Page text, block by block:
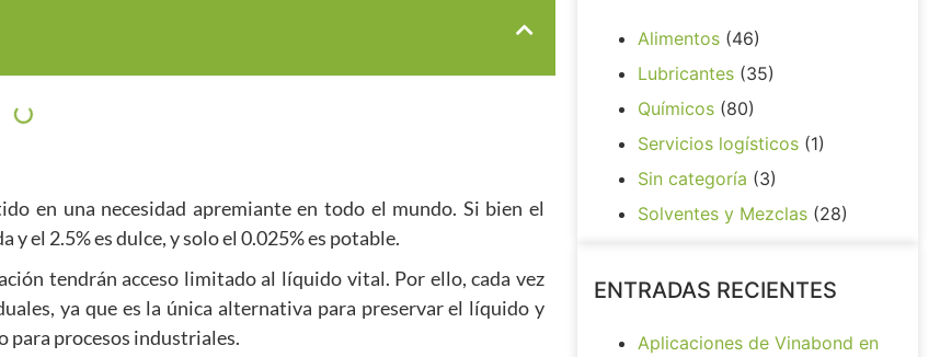
en una necesidad apremiante en todo el mundo. Si bien el
el 2.5% es dulce, y solo el 0.025% es potable.
tendrán acceso limitado al líquido vital. Por ello, cada vez
ya que es la única alternativa para preservar el líquido y
para procesos industriales.
Alimentos (46)
Lubricantes (35)
Químicos (80)
Servicios logísticos (1)
Sin categoría (3)
Solventes y Mezclas (28)
ENTRADAS RECIENTES
Aplicaciones de Vinabond en